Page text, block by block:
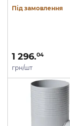
Під замовлення
1 296.04
грн/шт